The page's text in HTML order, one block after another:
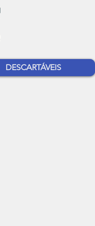
DESCARTÁVEIS